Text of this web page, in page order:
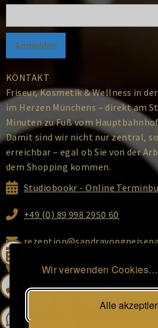
Wir verwenden
Alle
KONTAKT
Friseur, Kosmetik & Wellness in
im Herzen Münchens – direkt am
Minuten zu Fuß vom
Damit sind wir nicht nur zentral,
erreichbar – egal ob Sie von der
dem Shopping kommen.
Studiobookr - Online
+49 (0) 89 998 2950 60
Ottostraße 2, 80333 München
DATENSCHUTZ